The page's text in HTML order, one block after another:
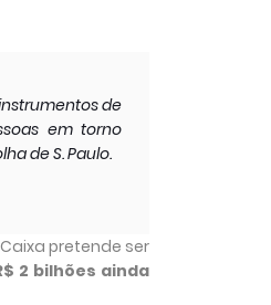
de
em torno
de S. Paulo.
pretende ser
2 bilhões ainda